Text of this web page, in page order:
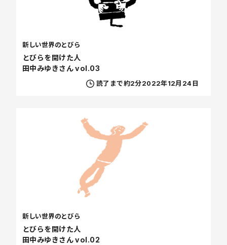
とびらを開けた人
田中みゆきさん vol.03
新しい世界のとびら
読了まで約2分2022年12月24日
とびらを開けた人
田中みゆきさん vol.02
新しい世界のとびら